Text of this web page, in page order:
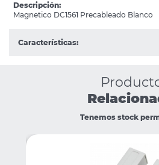
Descripción:
Magnetico DC1561 Precableado Blanco
Características:
Tenemos stock